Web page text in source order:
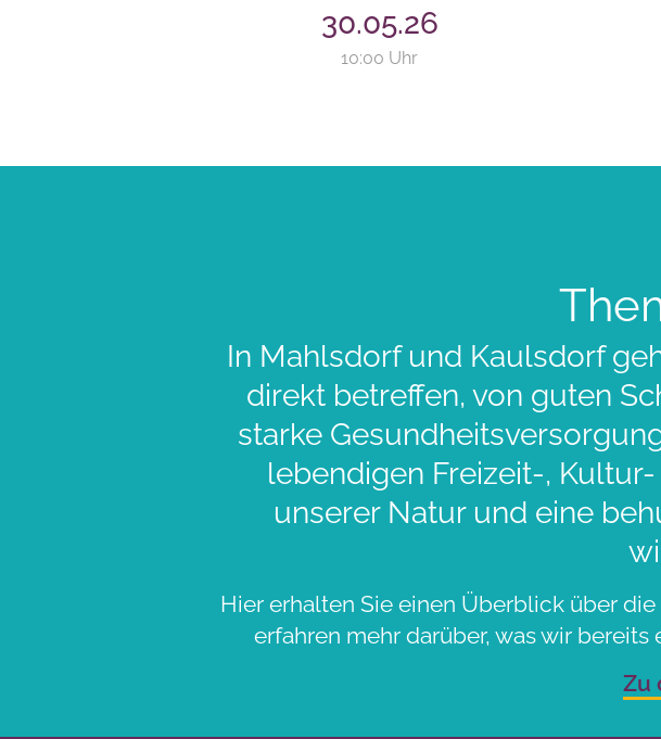
30.05.26
10:00 Uhr
In Mahlsdorf und Kaulsdorf
direkt betreffen, von guten
starke
lebendigen Freizeit-,
unserer Natur und eine
Hier erhalten Sie einen Überblick über
erfahren mehr darüber, was wir
Zu